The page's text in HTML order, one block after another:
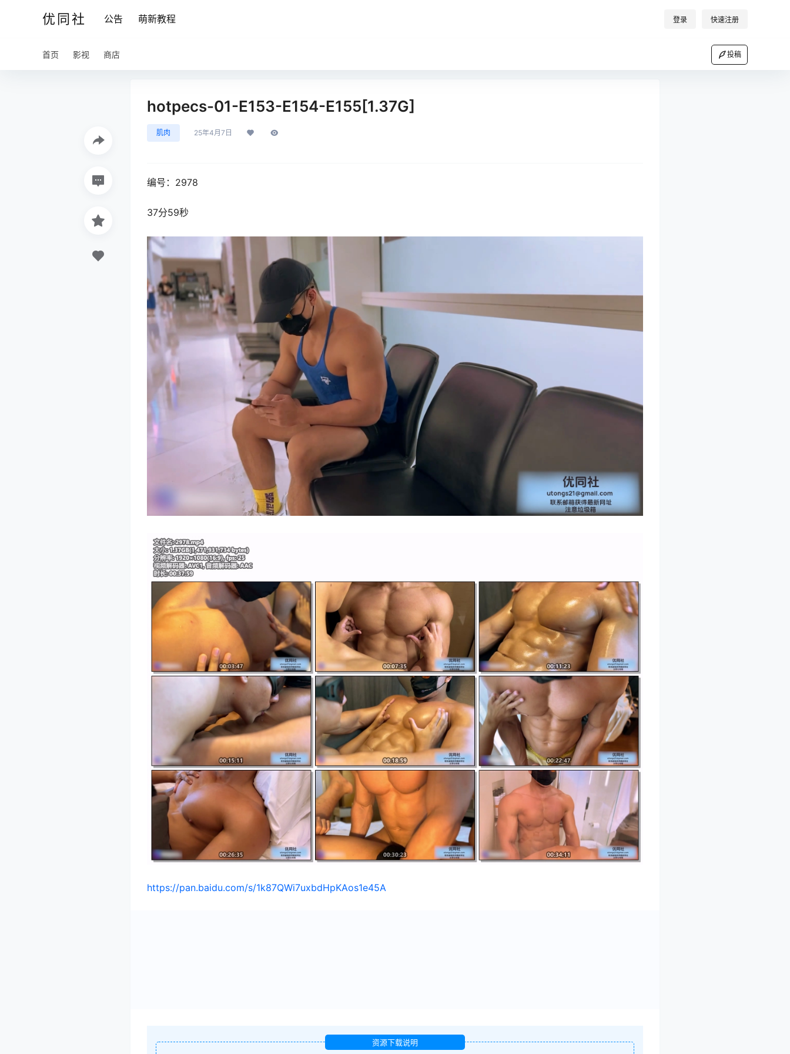
优同社 公告 萌新教程 登录 快速注册
首页 影视 商店 投稿
hotpecs-01-E153-E154-E155[1.37G]
肌肉 25年4月7日
编号：2978
37分59秒
https://pan.baidu.com/s/1k87QWi7uxbdHpKAos1e45A
资源下载说明